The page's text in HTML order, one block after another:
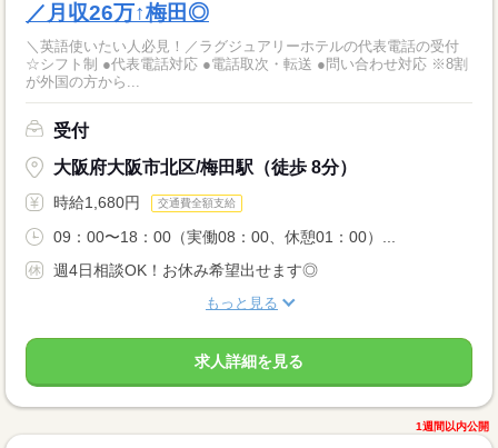
／月収26万↑梅田◎
＼英語使いたい人必見！／ラグジュアリーホテルの代表電話の受付
☆シフト制 ●代表電話対応 ●電話取次・転送 ●問い合わせ対応 ※8割
が外国の方から...
受付
大阪府大阪市北区/梅田駅（徒歩 8分）
時給1,680円 交通費全額支給
09：00〜18：00（実働08：00、休憩01：00）...
週4日相談OK！お休み希望出せます◎
もっと見る
求人詳細を見る
1週間以内公開